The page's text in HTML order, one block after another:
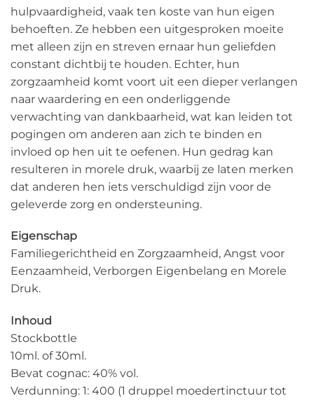
hulpvaardigheid, vaak ten koste van hun eigen
behoeften. Ze hebben een uitgesproken moeite
met alleen zijn en streven ernaar hun geliefden
constant dichtbij te houden. Echter, hun
zorgzaamheid komt voort uit een dieper verlangen
naar waardering en een onderliggende
verwachting van dankbaarheid, wat kan leiden tot
pogingen om anderen aan zich te binden en
invloed op hen uit te oefenen. Hun gedrag kan
resulteren in morele druk, waarbij ze laten merken
dat anderen hen iets verschuldigd zijn voor de
geleverde zorg en ondersteuning.
Eigenschap
Familiegerichtheid en Zorgzaamheid, Angst voor
Eenzaamheid, Verborgen Eigenbelang en Morele
Druk.
Inhoud
Stockbottle
10ml. of 30ml.
Bevat cognac: 40% vol.
Verdunning: 1: 400 (1 druppel moedertinctuur tot